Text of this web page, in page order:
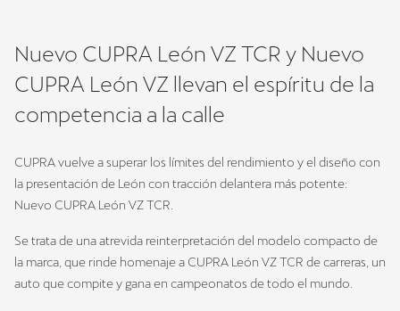
Nuevo CUPRA León VZ TCR y Nuevo
CUPRA León VZ llevan el espíritu de la
competencia a la calle
CUPRA vuelve a superar los límites del rendimiento y el diseño con
la presentación de León con tracción delantera más potente:
Nuevo CUPRA León VZ TCR.
Se trata de una atrevida reinterpretación del modelo compacto de
la marca, que rinde homenaje a CUPRA León VZ TCR de carreras, un
auto que compite y gana en campeonatos de todo el mundo.